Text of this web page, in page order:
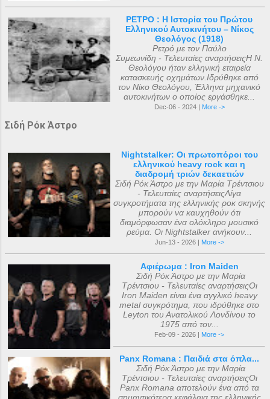
ΡΕΤΡΟ : Η Ιστορία του Πρώτου
Ελληνικού Αυτοκινήτου – Νίκος
Θεολόγος (1918)
Ρετρό με τον Παύλο
Συμεωνίδη - Τελευταίες αναρτήσειςΗ Ν.
Θεολόγου ήταν ελληνική εταιρεία
κατασκευής οχημάτων.Ιδρύθηκε από
τον Νίκο Θεολόγου, Έλληνα μηχανικό
αυτοκινήτων ο οποίος εργάσθηκε...
Dec-06 - 2024 | More ->
Σιδή Ρόκ Άστρο
Nightstalker: Οι πρωτοπόροι του
ελληνικού heavy rock και η
διαδρομή τριών δεκαετιών
Σιδή Ρόκ Άστρο με την Μαρία Τρέντσιου
- Τελευταίες αναρτήσειςΛίγα
συγκροτήματα της ελληνικής ροκ σκηνής
μπορούν να καυχηθούν ότι
διαμόρφωσαν ένα ολόκληρο μουσικό
ρεύμα. Οι Nightstalker ανήκουν...
Jun-13 - 2026 | More ->
Αφιέρωμα : Iron Maiden
Σιδή Ρόκ Άστρο με την Μαρία
Τρέντσιου - Τελευταίες αναρτήσειςΟι
Iron Maiden είναι ένα αγγλικό heavy
metal συγκρότημα, που ιδρύθηκε στο
Leyton του Ανατολικού Λονδίνου το
1975 από τον...
Feb-09 - 2026 | More ->
Panx Romana : Παιδιά στα όπλα...
Σιδή Ρόκ Άστρο με την Μαρία
Τρέντσιου - Τελευταίες αναρτήσειςΟι
Panx Romana αποτελούν ένα από τα